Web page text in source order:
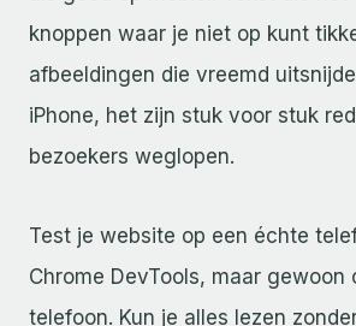
knoppen waar je niet op kunt
afbeeldingen die vreemd
iPhone, het zijn stuk voor stuk
bezoekers weglopen.
Test je website op een échte
Chrome DevTools, maar gewoon
telefoon. Kun je alles lezen